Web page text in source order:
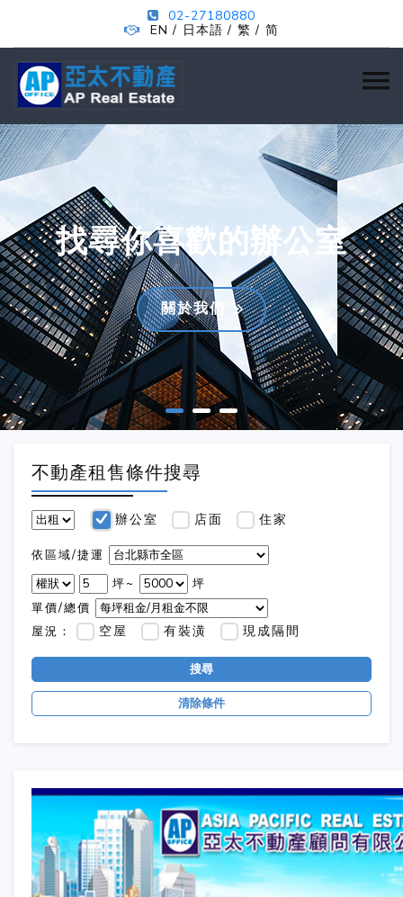
02-27180880
EN / 日本語 / 繁 / 简
找尋你喜歡的辦公室
關於我們
不動產租售條件搜尋
辦公室 店面 住家
依區域/捷運
坪~
坪
單價/總價
屋況：
空屋 有裝潢 現成隔間
搜尋
清除條件